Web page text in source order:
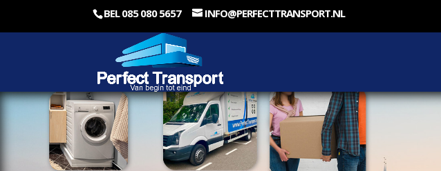
BEL 085 080 5657 INFO@PERFECTTRANSPORT.NL